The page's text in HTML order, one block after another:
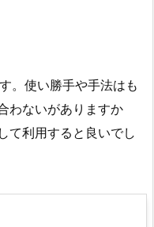
。使い勝手や手法はも
わないがありますか
て利用すると良いでし